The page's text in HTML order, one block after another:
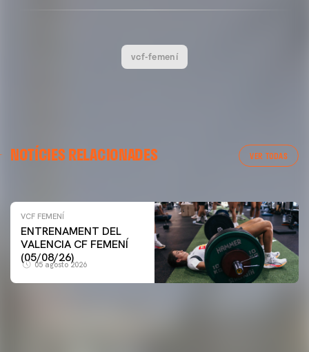
vcf-femení
NOTÍCIES RELACIONADES VER TODAS
ENTRENAMENT DEL VALENCIA CF FEMENÍ (10/08/26)
VCF FEMENÍ
ENTRENAMENT DEL
VALENCIA CF FEMENÍ
(05/08/26)
05 agosto 2026